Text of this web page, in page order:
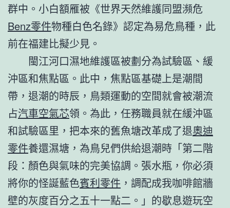
群中。小白額雁被《世界天然維護同盟瀕危
Benz零件物種白色名錄》認定為易危鳥種，此
前在福建比擬少見。
閩江河口濕地維護區被劃分為試驗區、緩
沖區和焦點區。此中，焦點區基礎上是潮間
帶，退潮的時辰，鳥類運動的空間就會被潮流
占汽車空氣芯領。為此，任務職員就在緩沖區
和試驗區里，把本來的舊魚塘改革成了退奧迪
零件養還濕塘，為鳥兒們供給退潮時「第二階
段：顏色與氣味的完美協調。張水瓶，你必須
將你的怪誕藍色賓利零件 ，調配成我咖啡館牆
壁的灰度百分之五十一點二。」的歇息遊玩空